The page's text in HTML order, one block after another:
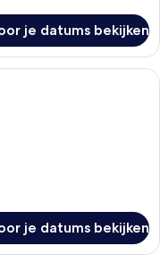
je datums bekijken
met een bed, een
je datums bekijken